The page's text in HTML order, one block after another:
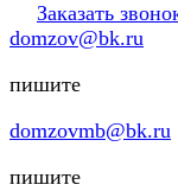
Заказать
domzov@bk.ru
пишите
domzovmb@bk.ru
пишите